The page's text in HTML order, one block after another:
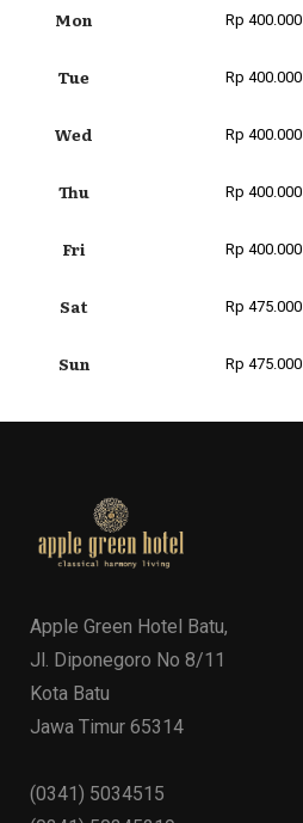
Mon
Tue
Wed
Thu
Fri
Sat
Sun
Rp 400.000
Rp 400.000
Rp 400.000
Rp 400.000
Rp 400.000
Rp 475.000
Rp 475.000
Apple Green Hotel Batu,
Jl. Diponegoro No 8/11
Kota Batu
Jawa Timur 65314
(0341) 5034515